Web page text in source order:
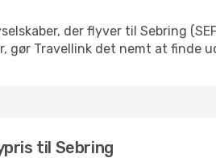
der flyver til Sebring
gør Travellink det nemt at finde
til Sebring